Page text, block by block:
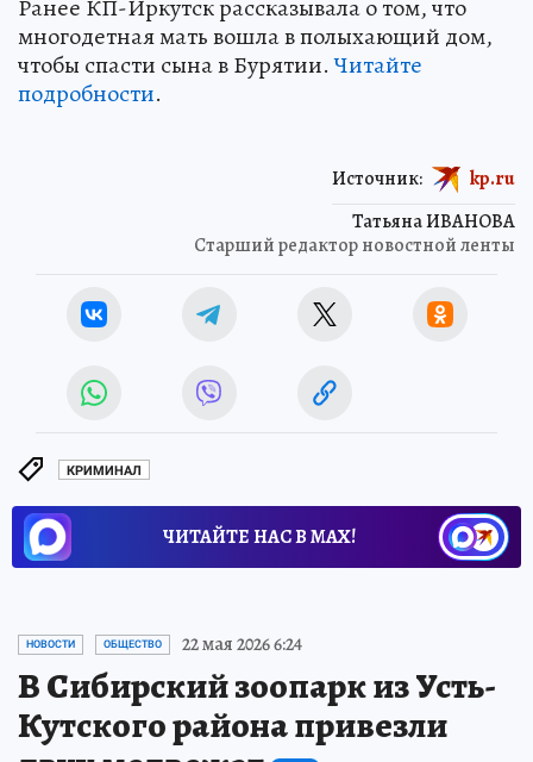
Ранее КП-Иркутск рассказывала о том, что
многодетная мать вошла в полыхающий дом,
чтобы спасти сына в Бурятии.Читайте
подробности.
Татьяна ИВАНОВА
Старший редактор новостной ленты
Источник: kp.ru
КРИМИНАЛ
ЧИТАЙТЕ НАС В МАХ!
НОВОСТИ ОБЩЕСТВО 22 мая 2026 6:24
В Сибирский зоопарк из Усть-
Кутского района привезли